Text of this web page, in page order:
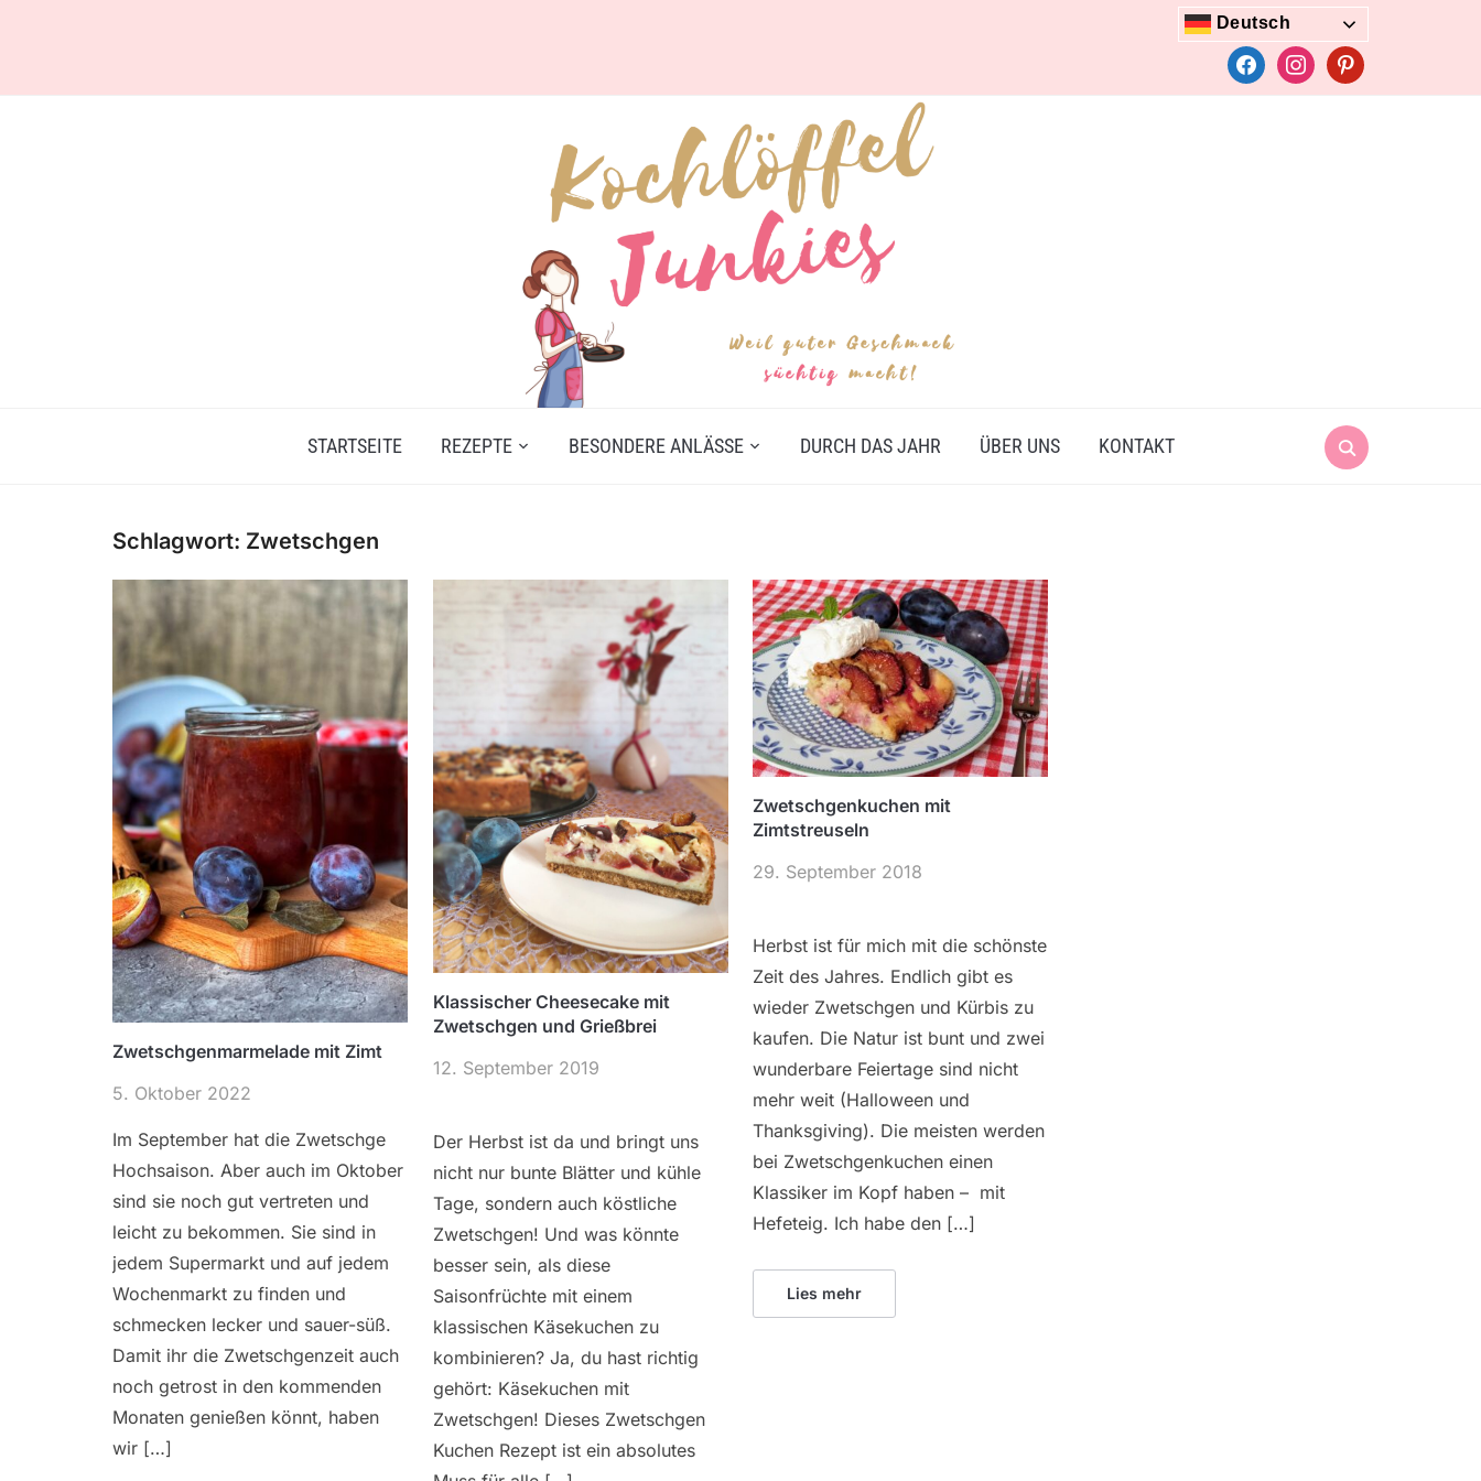
Deutsch
facebookinstagrampinterest
Search
for:
STARTSEITE REZEPTE BESONDERE ANLÄSSE DURCH DAS JAHR ÜBER UNS KONTAKT
Schlagwort: Zwetschgen
Zwetschgenmarmelade mit Zimt
5. Oktober 2022
Im September hat die Zwetschge
Hochsaison. Aber auch im Oktober
sind sie noch gut vertreten und
leicht zu bekommen. Sie sind in
jedem Supermarkt und auf jedem
Wochenmarkt zu finden und
schmecken lecker und sauer-süß.
Damit ihr die Zwetschgenzeit auch
noch getrost in den kommenden
Monaten genießen könnt, haben
wir […]
Klassischer Cheesecake mit
Zwetschgen und Grießbrei
12. September 2019
Der Herbst ist da und bringt uns
nicht nur bunte Blätter und kühle
Tage, sondern auch köstliche
Zwetschgen! Und was könnte
besser sein, als diese
Saisonfrüchte mit einem
klassischen Käsekuchen zu
kombinieren? Ja, du hast richtig
gehört: Käsekuchen mit
Zwetschgen! Dieses Zwetschgen
Kuchen Rezept ist ein absolutes
Zwetschgenkuchen mit
Zimtstreuseln
29. September 2018
Herbst ist für mich mit die schönste
Zeit des Jahres. Endlich gibt es
wieder Zwetschgen und Kürbis zu
kaufen. Die Natur ist bunt und zwei
wunderbare Feiertage sind nicht
mehr weit (Halloween und
Thanksgiving). Die meisten werden
bei Zwetschgenkuchen einen
Klassiker im Kopf haben – mit
Hefeteig. Ich habe den […]
Lies mehr